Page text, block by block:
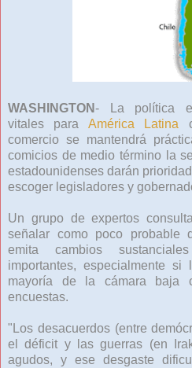
WASHINGTON- La política
vitales para América Latina
comercio se mantendrá
comicios de medio término la
estadounidenses darán
escoger legisladores y
Un grupo de expertos
señalar como poco probable
emita cambios
importantes, especialmente
mayoría de la cámara baja
encuestas.
"Los desacuerdos (entre
el déficit y las guerras (en
agudos, y ese desgaste